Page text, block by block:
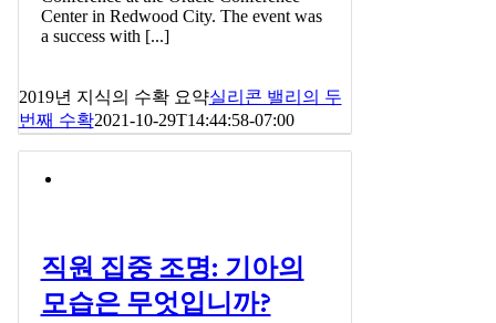
Center in Redwood City. The event was
a success with [...]
2019년 지식의 수확 요약실리콘 밸리의 두
번째 수확2021-10-29T14:44:58-07:00
직원 집중 조명: 기아의
모습은 무엇입니까?